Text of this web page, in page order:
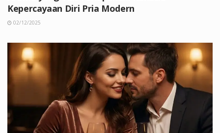
Kepercayaan Diri Pria Modern
02/12/2025